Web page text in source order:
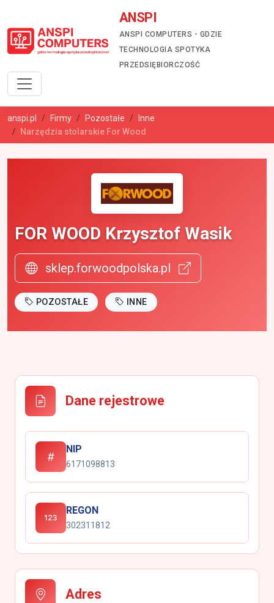
ANSPI
ANSPI COMPUTERS - GDZIE
TECHNOLOGIA SPOTYKA
PRZEDSIĘBIORCZOŚĆ
anspi.pl Firmy Pozostałe
Inne
Narzędzia stolarskie For Wood
FOR WOOD Krzysztof Wasik
sklep.forwoodpolska.pl
POZOSTAŁE INNE
Dane rejestrowe
NIP
6171098813
REGON
302311812
Adres